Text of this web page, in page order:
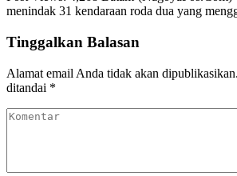
menindak 31 kendaraan roda dua yang
Tinggalkan Balasan
Alamat email Anda tidak akan dipublikasikan.
ditandai *